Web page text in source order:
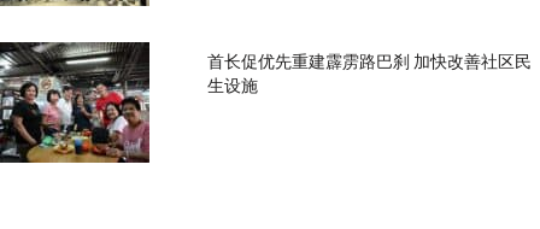
首长促优先重建霹雳路巴刹 加快改善社区民
生设施